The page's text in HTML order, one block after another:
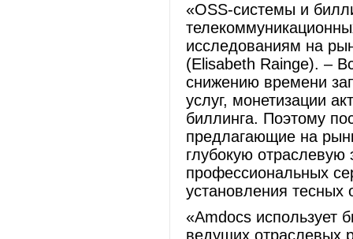
«OSS-cистемы и
исследованиям на
(Elisabeth Rainge). –
снижению времени
услуг, монетизации
биллинга. Поэтому
предлагающие на
глубокую отраслевую
профессиональных
установления
«Amdocs использует
ведущих отраслевых